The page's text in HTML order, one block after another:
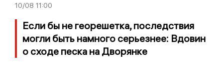
10/08 11:00
Если бы не георешетка, последствия
могли быть намного серьезнее: Вдовин
о сходе песка на Дворянке